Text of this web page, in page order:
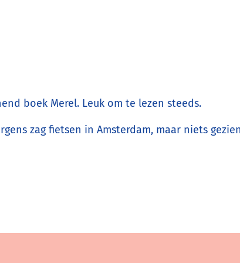
boek Merel. Leuk om te lezen steeds.
zag fietsen in Amsterdam, maar niets